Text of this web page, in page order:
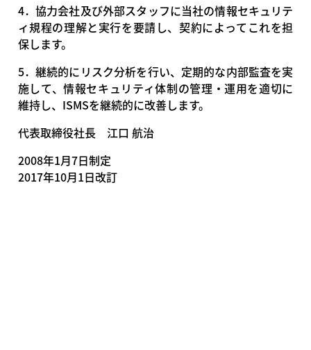
4．協力会社及び外部スタッフに当社の情報セキュリテ
ィ規程の理解と実行を要請し、契約によってこれを担
保します。
5．継続的にリスク分析を行い、定期的な内部監査を実
施して、情報セキュリティ体制の管理・運用を適切に
維持し、ISMSを継続的に改善します。
代表取締役社長 江口 航治
2008年1月7日制定
2017年10月1日改訂